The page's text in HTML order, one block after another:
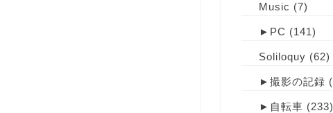
Music (7)
► PC (141)
Soliloquy (62)
► 撮影の記録
► 自転車 (233)